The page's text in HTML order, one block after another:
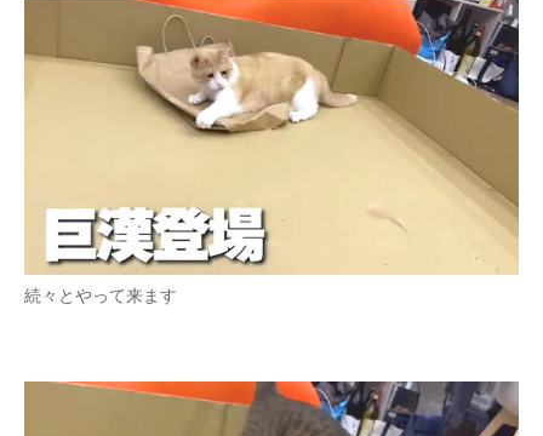
続々とやって来ます